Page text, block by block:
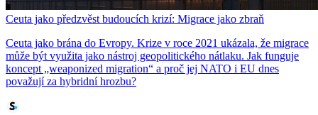
Ceuta jako předzvěst budoucích krizí: Migrace jako zbraň
Ceuta jako brána do Evropy. Krize v roce 2021 ukázala, že migrace
může být využita jako nástroj geopolitického nátlaku. Jak funguje
koncept „weaponized migration“ a proč jej NATO i EU dnes
považují za hybridní hrozbu?